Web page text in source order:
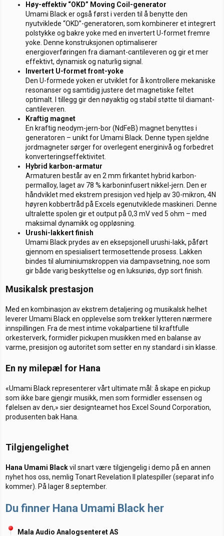
Høy-effektiv “OKD” Moving Coil-generator
Umami Black er også først i verden til å benytte den
nyutviklede “OKD”-generatoren, som kombinerer et integrert
polstykke og bakre yoke med en invertert U-formet fremre
yoke. Denne konstruksjonen optimaliserer
energioverføringen fra diamant-cantileveren og gir et mer
effektivt, dynamisk og naturlig signal.
Invertert U-formet front-yoke
Den U-formede yoken er utviklet for å kontrollere mekaniske
resonanser og samtidig justere det magnetiske feltet
optimalt. I tillegg gir den nøyaktig og stabil støtte til diamant-
cantileveren.
Kraftig magnet
En kraftig neodym-jern-bor (NdFeB) magnet benyttes i
generatoren – unikt for Umami Black. Denne typen sjeldne
jordmagneter sørger for overlegent energinivå og forbedret
konverteringseffektivitet.
Hybrid karbon-armatur
Armaturen består av en 2 mm firkantet hybrid karbon-
permalloy, laget av 78 % karboninfusert nikkel-jern. Den er
håndviklet med ekstrem presisjon ved hjelp av 30-mikron, 4N
høyren kobbertråd på Excels egenutviklede maskineri. Denne
ultralette spolen gir et output på 0,3 mV ved 5 ohm – med
maksimal dynamikk og oppløsning.
Urushi-lakkert finish
Umami Black prydes av en eksepsjonell urushi-lakk, påført
gjennom en spesialisert termosettende prosess. Lakken
bindes til aluminiumskroppen via dampavsetning, noe som
gir både varig beskyttelse og en luksuriøs, dyp sort finish.
Musikalsk prestasjon
Med en kombinasjon av ekstrem detaljering og musikalsk helhet
leverer Umami Black en opplevelse som trekker lytteren nærmere
innspillingen. Fra de mest intime vokalpartiene til kraftfulle
orkesterverk, formidler pickupen musikken med en balanse av
varme, presisjon og autoritet som setter en ny standard i sin klasse.
En ny milepæl for Hana
«Umami Black representerer vårt ultimate mål: å skape en pickup
som ikke bare gjengir musikk, men som formidler essensen og
følelsen av den,» sier designteamet hos Excel Sound Corporation,
produsenten bak Hana.
Tilgjengelighet
Hana Umami Blackvil snart være tilgjengelig i demo på en annen
nyhet hos oss, nemlig Tonart Revelation II platespiller (separat info
kommer). På lager 8.september.
Du finner Hana Umami Black her
Mala Audio Analogsenteret AS